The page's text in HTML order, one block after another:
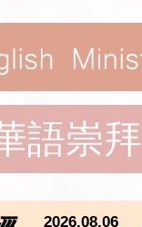
語崇拜
2026.08.06